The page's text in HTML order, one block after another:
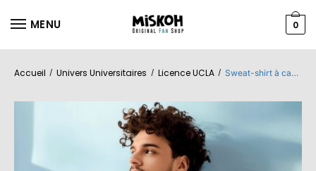
MENU 0
Accueil / Univers Universitaires / Licence UCLA / Sweat-shirt à capuche Homme UCLA avec un design de UCLA University 1919 noir